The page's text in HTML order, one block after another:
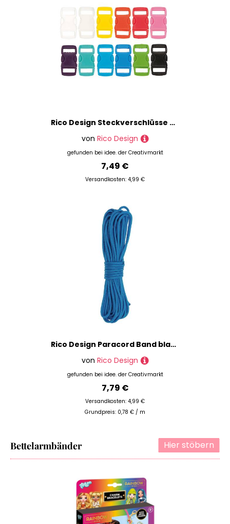
Rico Design Steckverschlüsse mehrfarbig 27x14x6mm 12 Stück
von Rico Design
gefunden bei idee. der Creativmarkt
7,49 €
Versandkosten: 4,99 €
Rico Design Paracord Band blau 4mm 10m
von Rico Design
gefunden bei idee. der Creativmarkt
7,79 €
Versandkosten: 4,99 €
Grundpreis: 0,78 € / m
Hier stöbern
Bettelarmbänder